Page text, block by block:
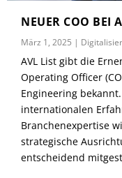
NEUER COO BEI
März 1, 2025 |
AVL List gibt die
Operating Officer
Engineering
internationalen
Branchenexpertise
strategische
entscheidend